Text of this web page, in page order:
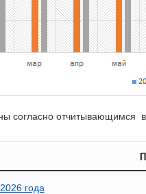
согласно отчитывающимся
года